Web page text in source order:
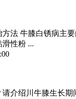
法 牛膝白锈病主
性粉 ...
介绍川牛膝生长